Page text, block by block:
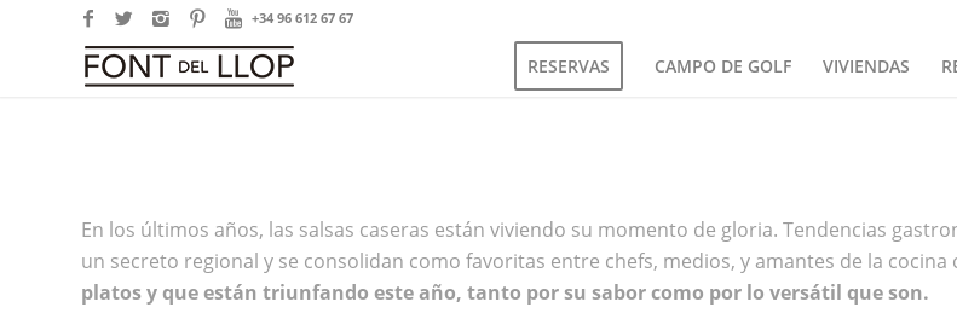
+34 96 612 67 67
RESERVAS CAMPO DE GOLF VIVIENDAS
En los últimos años, las salsas caseras están viviendo su momento de gloria. Tendencias
un secreto regional y se consolidan como favoritas entre chefs, medios, y amantes de la cocina
platos y que están triunfando este año, tanto por su sabor como por lo versátil que son.